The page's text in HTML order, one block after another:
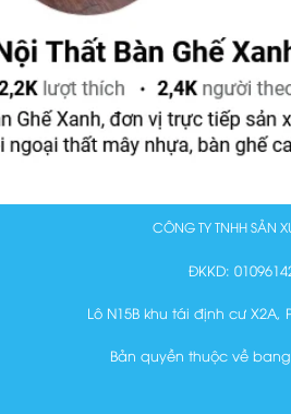
CÔNG TY TNHH SẢN
ĐKKD:
Lô N15B khu tái định cư X2A,
Bản quyền thuộc về